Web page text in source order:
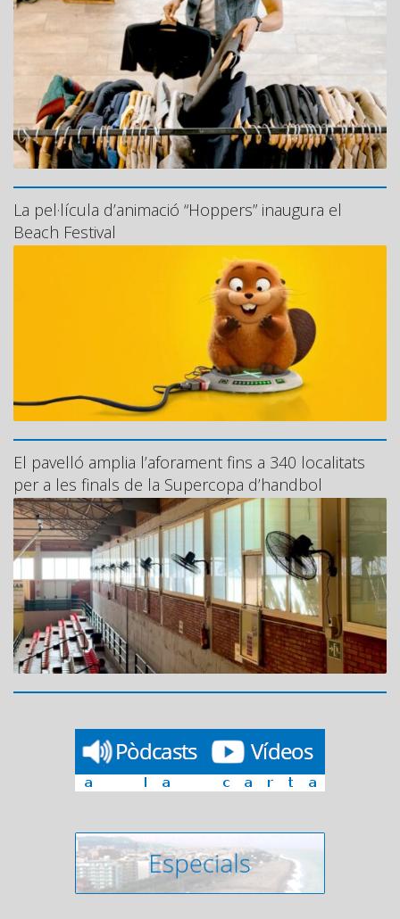
La pel·lícula d’animació “Hoppers” inaugura el
Beach Festival
El pavelló amplia l’aforament fins a 340 localitats
per a les finals de la Supercopa d’handbol